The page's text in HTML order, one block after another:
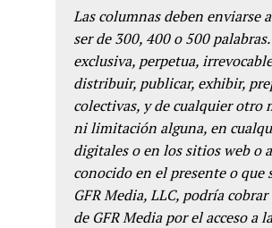
Las columnas deben enviarse
ser de 300, 400 o 500
exclusiva, perpetua,
distribuir, publicar, exhibir,
colectivas, y de cualquier otro
ni limitación alguna, en
digitales o en los sitios web o
conocido en el presente o que
GFR Media, LLC, podría
de GFR Media por el acceso a